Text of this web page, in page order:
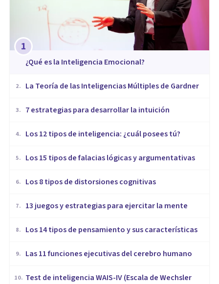
1
¿Qué es la Inteligencia Emocional?
2. La Teoría de las Inteligencias Múltiples de Gardner
3. 7 estrategias para desarrollar la intuición
4. Los 12 tipos de inteligencia: ¿cuál posees tú?
5. Los 15 tipos de falacias lógicas y argumentativas
6. Los 8 tipos de distorsiones cognitivas
7. 13 juegos y estrategias para ejercitar la mente
8. Los 14 tipos de pensamiento y sus características
9. Las 11 funciones ejecutivas del cerebro humano
10. Test de inteligencia WAIS-IV (Escala de Wechsler